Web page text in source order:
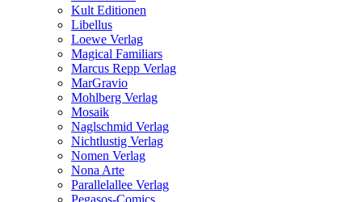
Kult Editionen
Libellus
Loewe Verlag
Magical Familiars
Marcus Repp Verlag
MarGravio
Mohlberg Verlag
Mosaik
Naglschmid Verlag
Nichtlustig Verlag
Nomen Verlag
Nona Arte
Parallelallee Verlag
Pegasos-Comics